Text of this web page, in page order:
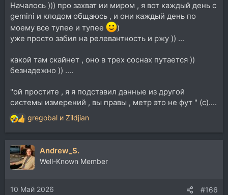
Началось ))) про захват ии миром , я вот каждый день с
gemini и клодом общаюсь , и они каждый день по
моему все тупее и тупее
)
уже просто забил на релевантность и ржу )) ...
какой там скайнет , оно в трех соснах путается ))
безнадежно )) ....
"ой простите , я я подставил данные из другой
системы измерений , вы правы , метр это не фут " (с)....
Р
е
а
к
ц
и
и
:
gregobal и Zildjian
Andrew_S.
Well-Known Member
10 Май 2026 #166